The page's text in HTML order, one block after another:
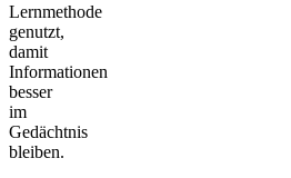
Lernmethode
genutzt,
damit
Informationen
besser
im
Gedächtnis
bleiben.